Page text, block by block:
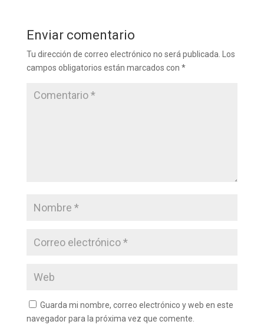
Enviar comentario
Tu dirección de correo electrónico no será publicada.
Los
campos obligatorios están marcados con *
Guarda mi nombre, correo electrónico y web en este
navegador para la próxima vez que comente.